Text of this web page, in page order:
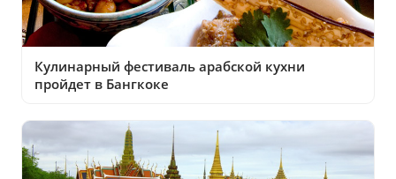
Кулинарный фестиваль арабской кухни
пройдет в Бангкоке